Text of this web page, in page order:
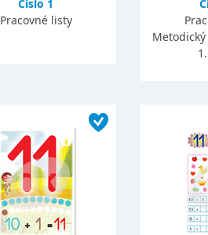
Číslo 1
Pracovné listy